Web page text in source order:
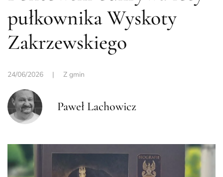
pułkownika Wyskoty
Zakrzewskiego
24/06/2026 | Z gmin
Paweł Lachowicz